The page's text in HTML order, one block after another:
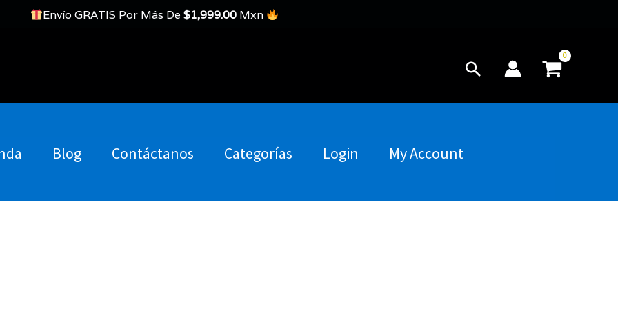
Buscar
Blog Contáctanos Categorías Login
My Account
Envío GRATIS Por Más De $1,999.00 Mxn